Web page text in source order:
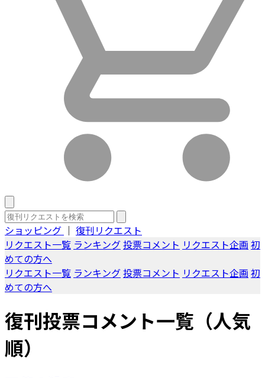
ショッピング ｜ 復刊リクエスト
リクエスト一覧 ランキング投票コメント リクエスト企画 初
めての方へ
リクエスト一覧 ランキング投票コメント リクエスト企画 初
めての方へ
復刊投票コメント一覧（人気
順）